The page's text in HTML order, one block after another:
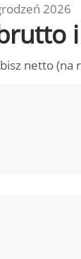
2026
netto (na